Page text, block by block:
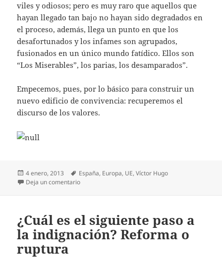
viles y odiosos; pero es muy raro que aquellos que
hayan llegado tan bajo no hayan sido degradados en
el proceso, además, llega un punto en que los
desafortunados y los infames son agrupados,
fusionados en un único mundo fatídico. Ellos son
“Los Miserables”, los parias, los desamparados”.
Empecemos, pues, por lo básico para construir un
nuevo edificio de convivencia: recuperemos el
discurso de los valores.
Publicado
el
4 enero, 2013 Etiquetas
España, Europa, UE,Víctor Hugo
Deja un comentarioen Puestos a pedir al 2013… ¡valores!
¿Cuál es el siguiente paso a
la indignación? Reforma o
ruptura